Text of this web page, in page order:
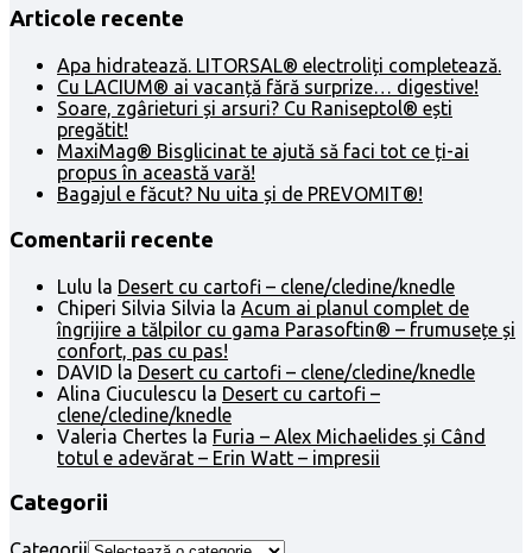
Articole recente
Apa hidratează. LITORSAL® electroliți completează.
Cu LACIUM® ai vacanță fără surprize… digestive!
Soare, zgârieturi și arsuri? Cu Raniseptol® ești
pregătit!
MaxiMag® Bisglicinat te ajută să faci tot ce ți-ai
propus în această vară!
Bagajul e făcut? Nu uita și de PREVOMIT®!
Comentarii recente
Lulu la Desert cu cartofi – clene/cledine/knedle
Chiperi Silvia Silvia la Acum ai planul complet de
îngrijire a tălpilor cu gama Parasoftin® – frumusețe și
confort, pas cu pas!
DAVID la Desert cu cartofi – clene/cledine/knedle
Alina Ciuculescu la Desert cu cartofi –
clene/cledine/knedle
Valeria Chertes la Furia – Alex Michaelides și Când
totul e adevărat – Erin Watt – impresii
Categorii